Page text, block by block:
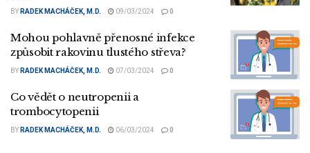
BY RADEK MACHÁČEK, M.D. 09/03/2024 0
Mohou pohlavně přenosné infekce
způsobit rakovinu tlustého střeva?
BY RADEK MACHÁČEK, M.D. 07/03/2024 0
Co vědět o neutropenii a
trombocytopenii
BY RADEK MACHÁČEK, M.D. 06/03/2024 0